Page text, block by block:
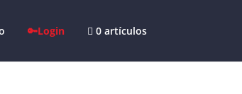
🔑Login 0 artículos